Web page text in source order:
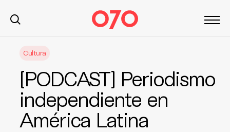
Cultura
[PODCAST] Periodismo
independiente en
América Latina